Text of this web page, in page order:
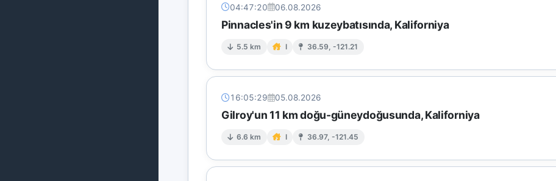
04:47:20 06.08.2026
Pinnacles'in 9 km kuzeybatısında, Kaliforniya
5.5 km I 36.59, -121.21
16:05:29 05.08.2026
Gilroy'un 11 km doğu-güneydoğusunda, Kaliforniya
6.6 km I 36.97, -121.45